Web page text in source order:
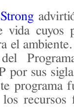
vida cuyos
el
por sus
programa
recursos